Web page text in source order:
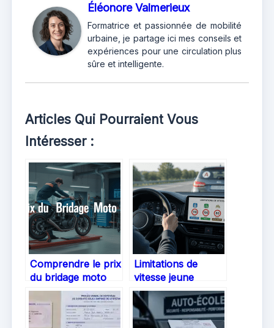
Éléonore Valmerieux
Formatrice et passionnée de mobilité
urbaine, je partage ici mes conseils et
expériences pour une circulation plus
sûre et intelligente.
Articles Qui Pourraient Vous
Intéresser :
Comprendre le prix
du bridage moto
A2 : comment
anticiper votre
budget
Limitations de
vitesse jeune
conducteur : le
guide complet du
permis probatoire